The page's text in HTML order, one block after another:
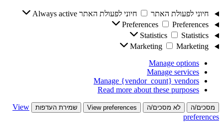
חיוני לפעולת האתר חיוני לפעולת האתר Always active
Preferences
Preferences
Statistics
Statistics
Marketing
Marketing
Manage options
Manage services
Manage {vendor_count} vendors
Read more about these purposes
מסכים/ה לא מסכים/ה View preferences שמירת העדפות
View
preferences